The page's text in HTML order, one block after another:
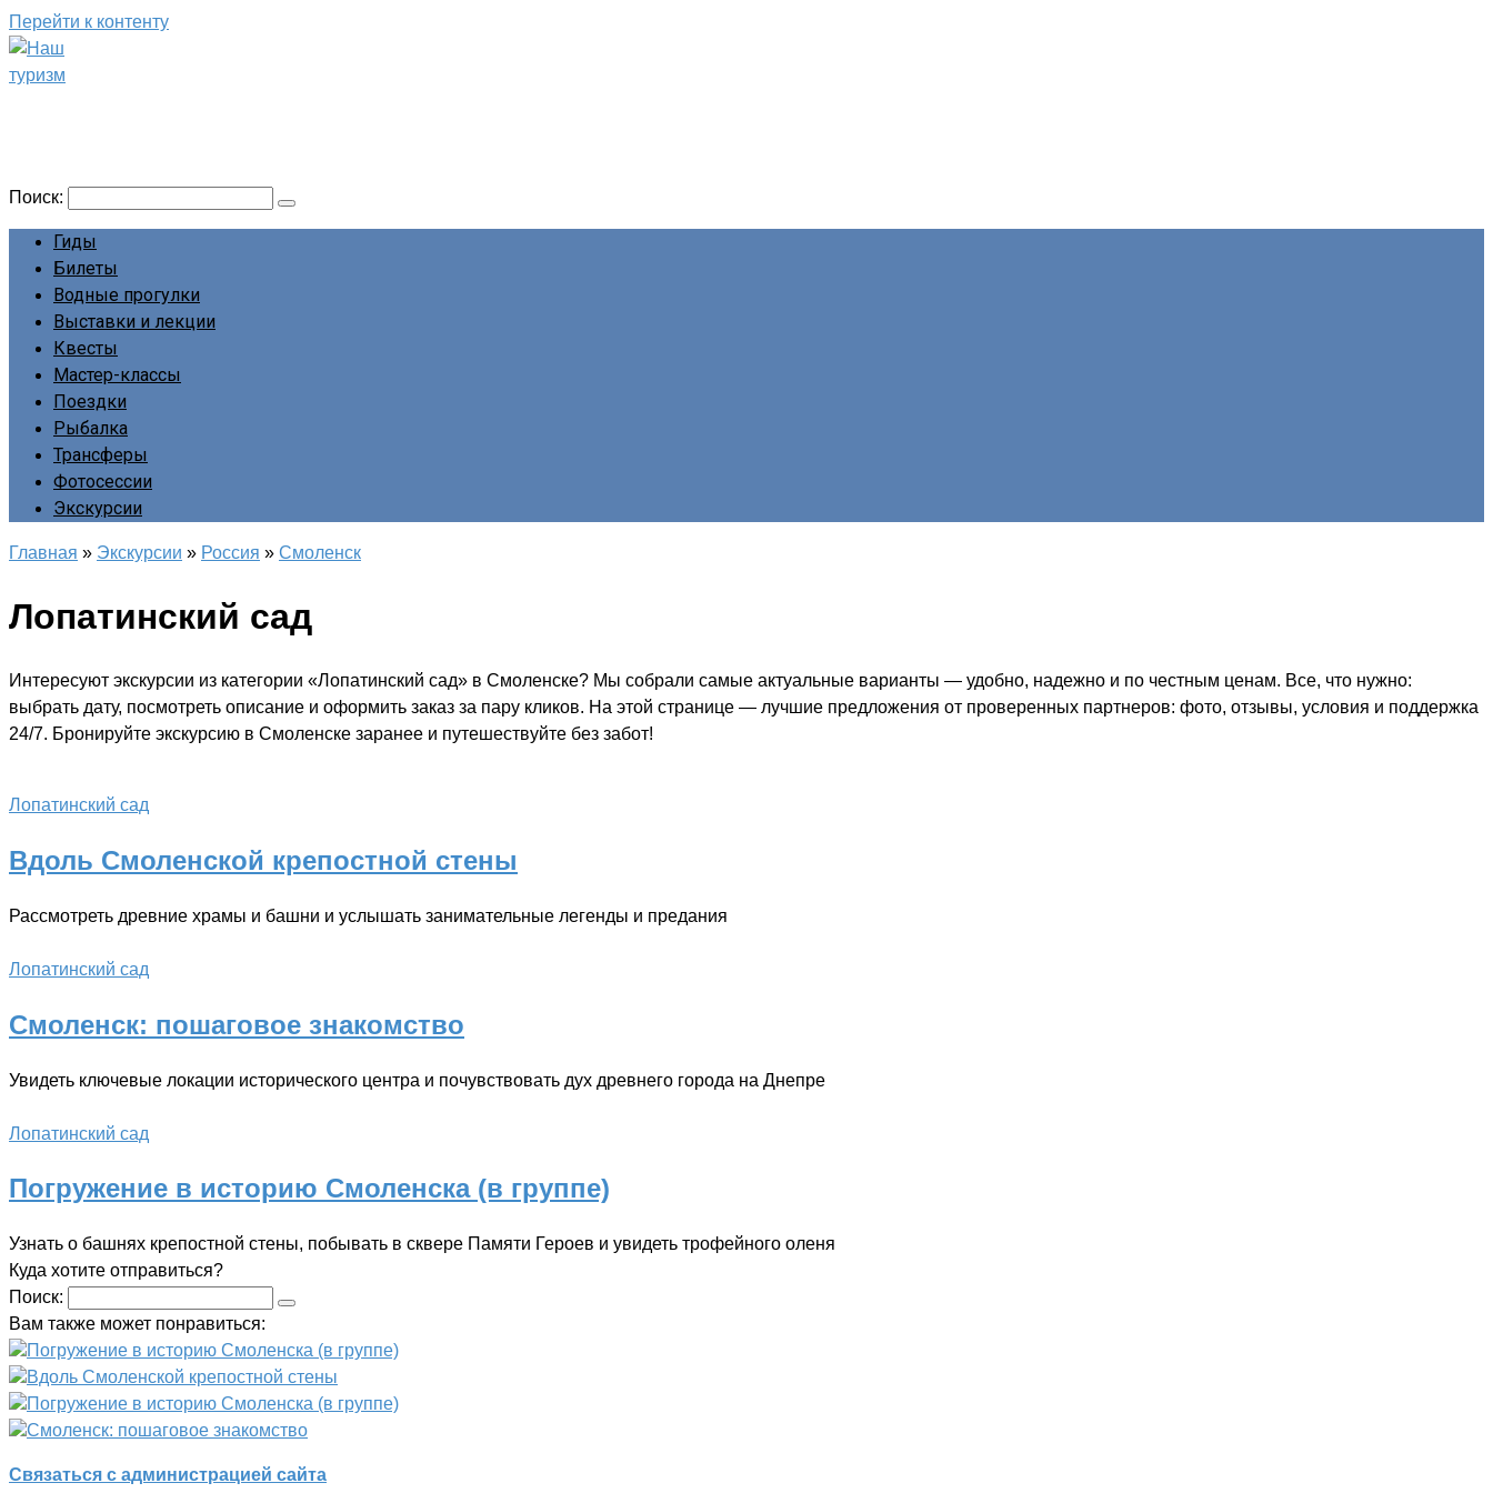
Перейти к контенту
Поиск:
Гиды
Билеты
Водные прогулки
Выставки и лекции
Квесты
Мастер-классы
Поездки
Рыбалка
Трансферы
Фотосессии
Экскурсии
Главная » Экскурсии » Россия » Смоленск
Лопатинский сад
Интересуют экскурсии из категории «Лопатинский сад» в Смоленске? Мы собрали самые актуальные варианты — удобно, надежно и по честным ценам. Все, что нужно:
выбрать дату, посмотреть описание и оформить заказ за пару кликов. На этой странице — лучшие предложения от проверенных партнеров: фото, отзывы, условия и поддержка
24/7. Бронируйте экскурсию в Смоленске заранее и путешествуйте без забот!
Лопатинский сад
Вдоль Смоленской крепостной стены
Рассмотреть древние храмы и башни и услышать занимательные легенды и предания
Лопатинский сад
Смоленск: пошаговое знакомство
Увидеть ключевые локации исторического центра и почувствовать дух древнего города на Днепре
Лопатинский сад
Погружение в историю Смоленска (в группе)
Узнать о башнях крепостной стены, побывать в сквере Памяти Героев и увидеть трофейного оленя
Куда хотите отправиться?
Поиск:
Вам также может понравиться:
Погружение в историю Смоленска (в группе)
Вдоль Смоленской крепостной стены
Погружение в историю Смоленска (в группе)
Смоленск: пошаговое знакомство
Связаться с администрацией сайта